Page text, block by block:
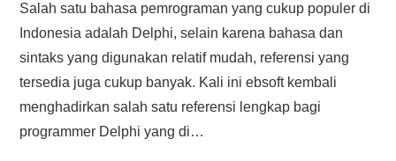
Salah satu bahasa pemrograman yang cukup populer di
Indonesia adalah Delphi, selain karena bahasa dan
sintaks yang digunakan relatif mudah, referensi yang
tersedia juga cukup banyak. Kali ini ebsoft kembali
menghadirkan salah satu referensi lengkap bagi
programmer Delphi yang di…